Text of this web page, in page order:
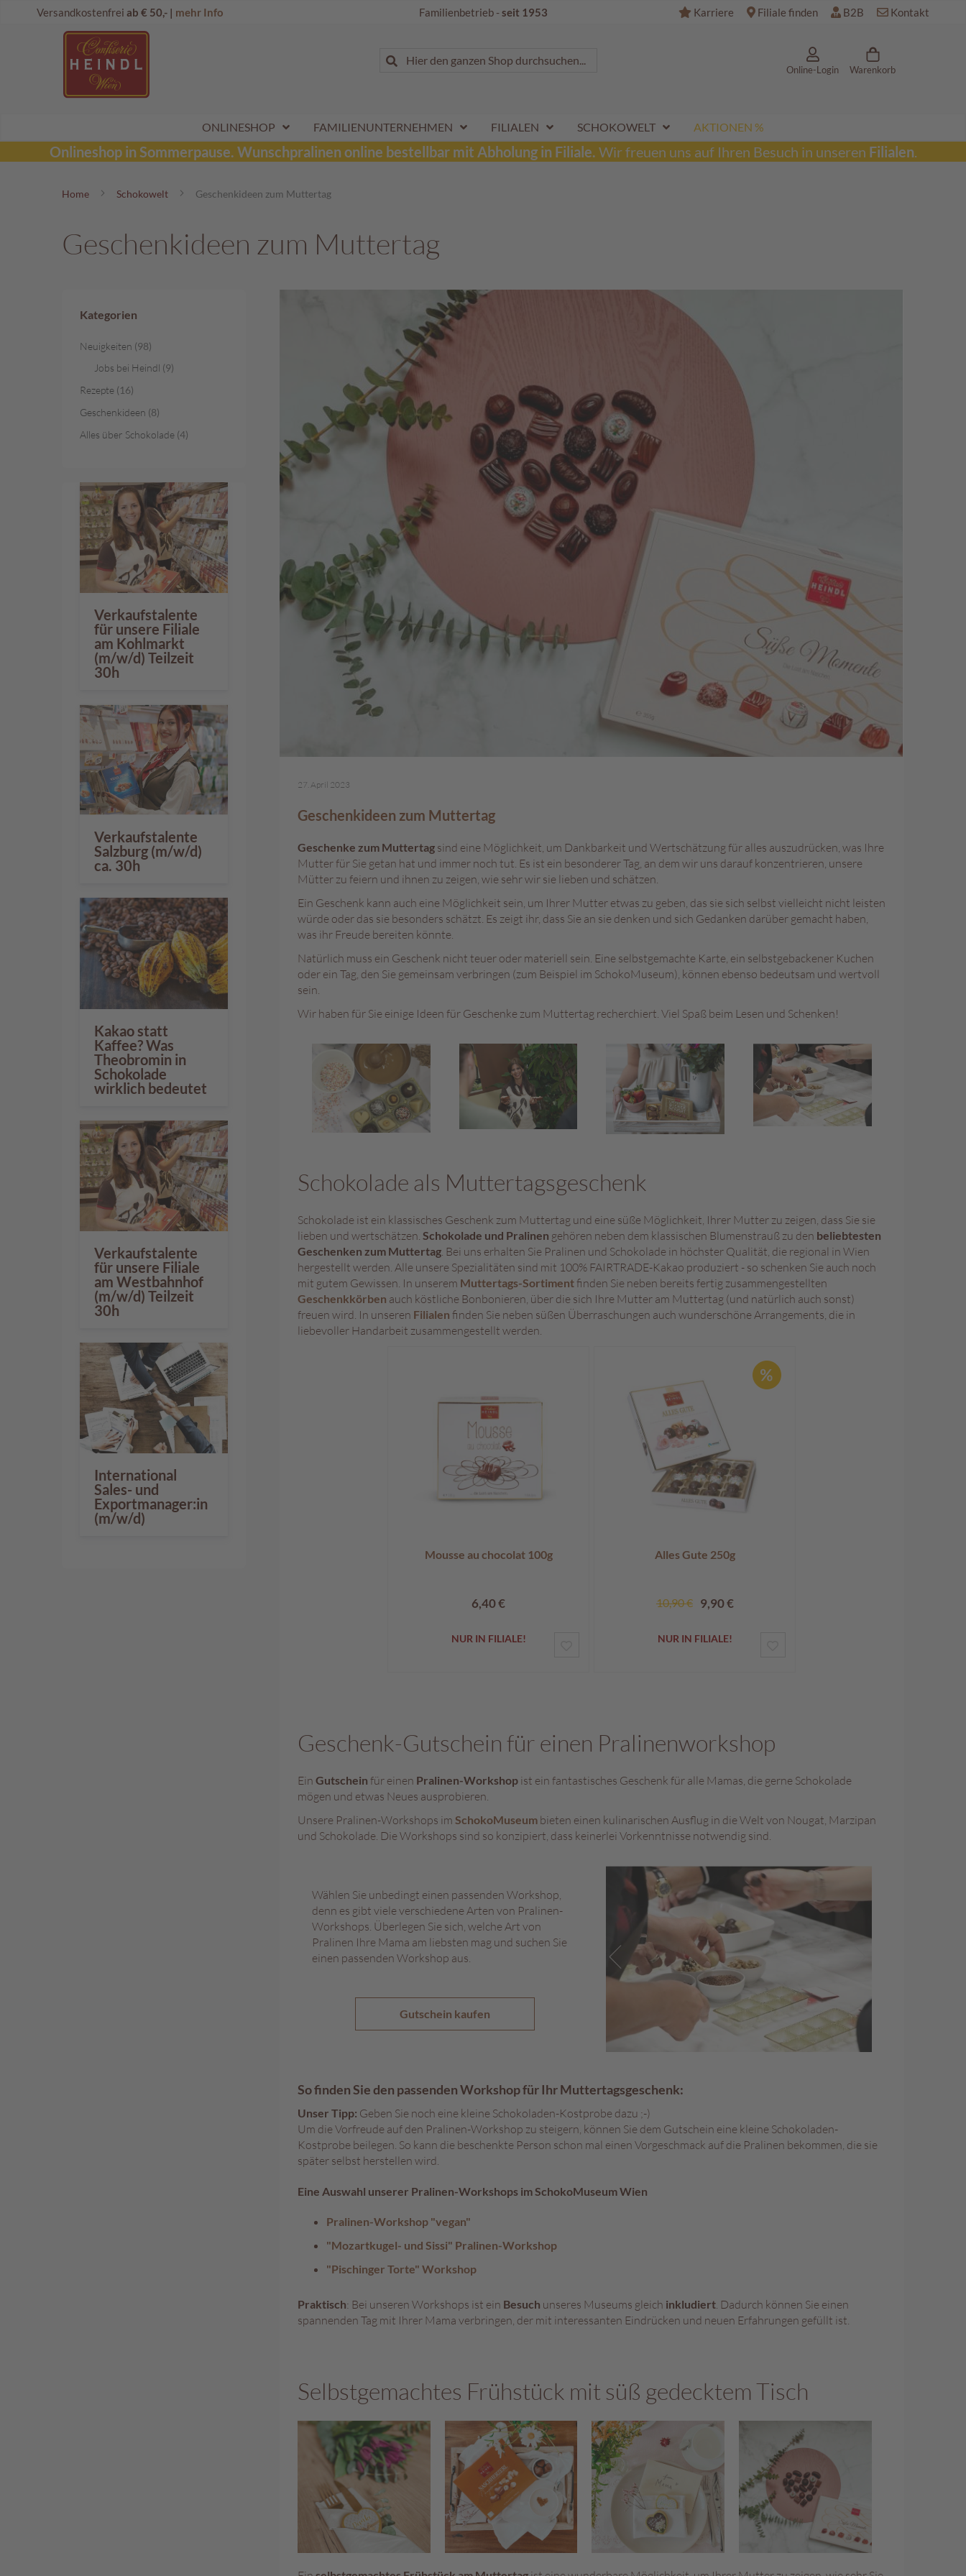
Versandkostenfrei ab € 50,- | mehr Info Familienbetrieb -seit 1953 Karriere Filiale finden B2B Kontakt
Hier den ganzen Shop durchsuchen...
Suche
Online-Login Warenkorb
Onlineshop
Schokolade
Wunschpraline
Sommerpralinen
Österreichische
Großpackungen
Familienunternehmen
ONLINESHOP FAMILIENUNTERNEHMEN FILIALEN SCHOKOWELT AKTIONEN %
Onlineshop in Sommerpause. Wunschpralinen online bestellbar mit Abholung in Filiale. Wir freuen uns auf Ihren Besuch in unseren Filialen.
Home Schokowelt Geschenkideen zum Muttertag
Geschenkideen zum Muttertag
27. April 2023
Geschenkideen zum Muttertag
Geschenke zum Muttertagsind eine Möglichkeit, um Dankbarkeit und Wertschätzung für alles auszudrücken, was Ihre
Mutter für Sie getan hat und immer noch tut. Es ist ein besonderer Tag, an dem wir uns darauf konzentrieren, unsere
Mütter zu feiern und ihnen zu zeigen, wie sehr wir sie lieben und schätzen.
Ein Geschenk kann auch eine Möglichkeit sein, um Ihrer Mutter etwas zu geben, das sie sich selbst vielleicht nicht leisten
würde oder das sie besonders schätzt. Es zeigt ihr, dass Sie an sie denken und sich Gedanken darüber gemacht haben,
was ihr Freude bereiten könnte.
Natürlich muss ein Geschenk nicht teuer oder materiell sein. Eine selbstgemachte Karte, ein selbstgebackener Kuchen
oder ein Tag, den Sie gemeinsam verbringen (zum Beispiel im SchokoMuseum), können ebenso bedeutsam und wertvoll
sein.
Wir haben für Sie einige Ideen für Geschenke zum Muttertag recherchiert. Viel Spaß beim Lesen und Schenken!
Schokolade als Muttertagsgeschenk
Schokolade ist ein klassisches Geschenk zum Muttertag und eine süße Möglichkeit, Ihrer Mutter zu zeigen, dass Sie sie
lieben und wertschätzen. Schokolade und Pralinen gehören neben dem klassischen Blumenstrauß zu den beliebtesten
Geschenken zum Muttertag. Bei uns erhalten Sie Pralinen und Schokolade in höchster Qualität, die regional in Wien
hergestellt werden. Alle unsere Spezialitäten sind mit 100% FAIRTRADE-Kakao produziert - so schenken Sie auch noch
mit gutem Gewissen. In unserem Muttertags-Sortimentfinden Sie neben bereits fertig zusammengestellten
Geschenkkörben auch köstliche Bonbonieren, über die sich Ihre Mutter am Muttertag (und natürlich auch sonst)
freuen wird. In unseren Filialen finden Sie neben süßen Überraschungen auch wunderschöne Arrangements, die in
liebevoller Handarbeit zusammengestellt werden.
Mousse au chocolat 100g
6,40 €
NUR IN FILIALE!
Alles Gute 250g
S
d
t
9,90 €
10,90 €
NUR IN FILIALE!
Geschenk-Gutschein für einen Pralinenworkshop
Ein Gutschein für einen Pralinen-Workshopist ein fantastisches Geschenk für alle Mamas, die gerne Schokolade
mögen und etwas Neues ausprobieren.
Unsere Pralinen-Workshops im SchokoMuseumbieten einen kulinarischen Ausflug in die Welt von Nougat, Marzipan
und Schokolade. Die Workshops sind so konzipiert, dass keinerlei Vorkenntnisse notwendig sind.
Wählen Sie unbedingt einen passenden Workshop,
denn es gibt viele verschiedene Arten von Pralinen-
Workshops. Überlegen Sie sich, welche Art von
Pralinen Ihre Mama am liebsten mag und suchen Sie
einen passenden Workshop aus.
Gutschein kaufen
So finden Sie den passenden Workshop für Ihr Muttertagsgeschenk:
Unser Tipp: Geben Sie noch eine kleine Schokoladen-Kostprobe dazu ;-)
Um die Vorfreude auf den Pralinen-Workshop zu steigern, können Sie dem Gutschein eine kleine Schokoladen-
Kostprobe beilegen. So kann die beschenkte Person schon mal einen Vorgeschmack auf die Pralinen bekommen, die sie
später selbst herstellen wird.
Eine Auswahl unserer Pralinen-Workshops im SchokoMuseum Wien
Pralinen-Workshop "vegan"
"Mozartkugel- und Sissi" Pralinen-Workshop
"Pischinger Torte" Workshop
Praktisch: Bei unseren Workshops ist ein Besuch unseres Museums gleich inkludiert. Dadurch können Sie einen
spannenden Tag mit Ihrer Mama verbringen, der mit interessanten Eindrücken und neuen Erfahrungen gefüllt ist.
Selbstgemachtes Frühstück mit süß gedecktem Tisch
Kategorien
Neuigkeiten (98)
Jobs bei Heindl (9)
Rezepte (16)
Geschenkideen (8)
Alles über Schokolade (4)
Verkaufstalente
für unsere Filiale
am Kohlmarkt
(m/w/d) Teilzeit
30h
Verkaufstalente
Salzburg (m/w/d)
ca. 30h
Kakao statt
Kaffee? Was
Theobromin in
Schokolade
wirklich bedeutet
Verkaufstalente
für unsere Filiale
am Westbahnhof
(m/w/d) Teilzeit
30h
International
Sales- und
Exportmanager:in
(m/w/d)